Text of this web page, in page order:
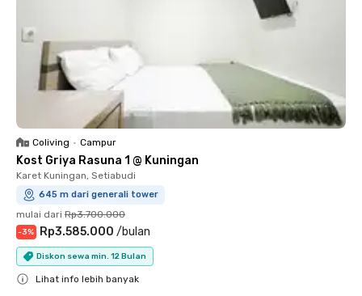
Coliving • Campur
Kost Griya Rasuna 1 @ Kuningan
Karet Kuningan, Setiabudi
645 m dari generali tower
mulai dari Rp3.700.000
-3% Rp3.585.000 /bulan
Diskon sewa min. 12 Bulan
Lihat info lebih banyak